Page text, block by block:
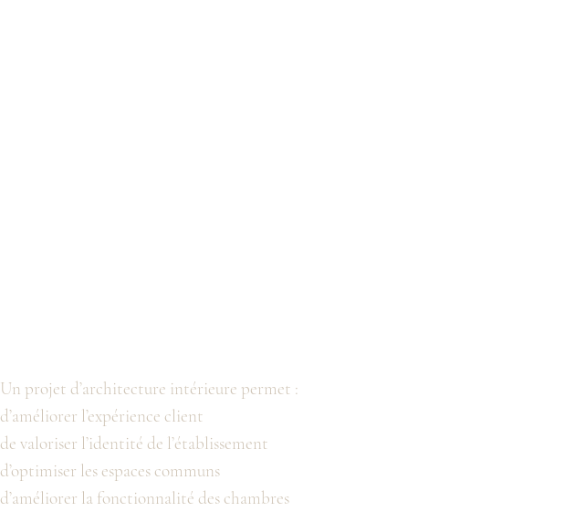
Un projet d’architecture intérieure permet :
d’améliorer l’expérience client
de valoriser l’identité de l’établissement
d’optimiser les espaces communs
d’améliorer la fonctionnalité des chambres